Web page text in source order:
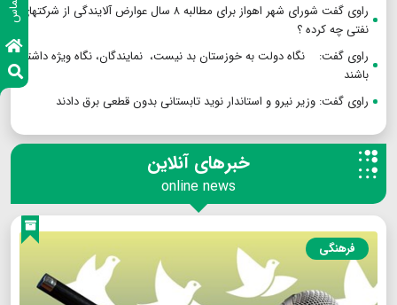
راوی گفت شورای شهر اهواز برای مطالبه ۸ سال عوارض آلایندگی از شرکتهای
نفتی چه کرده ؟
راوی گفت: نگاه دولت به خوزستان بد نیست، نمایندگان، نگاه ویژه داشته
باشند
راوی گفت: وزیر نیرو و استاندار نوید تابستانی بدون قطعی برق دادند
خبرهای آنلاین
online news
فرهنگی